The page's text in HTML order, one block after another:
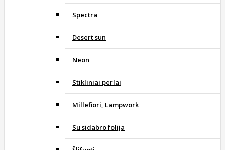
Spectra
Desert sun
Neon
Stikliniai perlai
Millefiori, Lampwork
Su sidabro folija